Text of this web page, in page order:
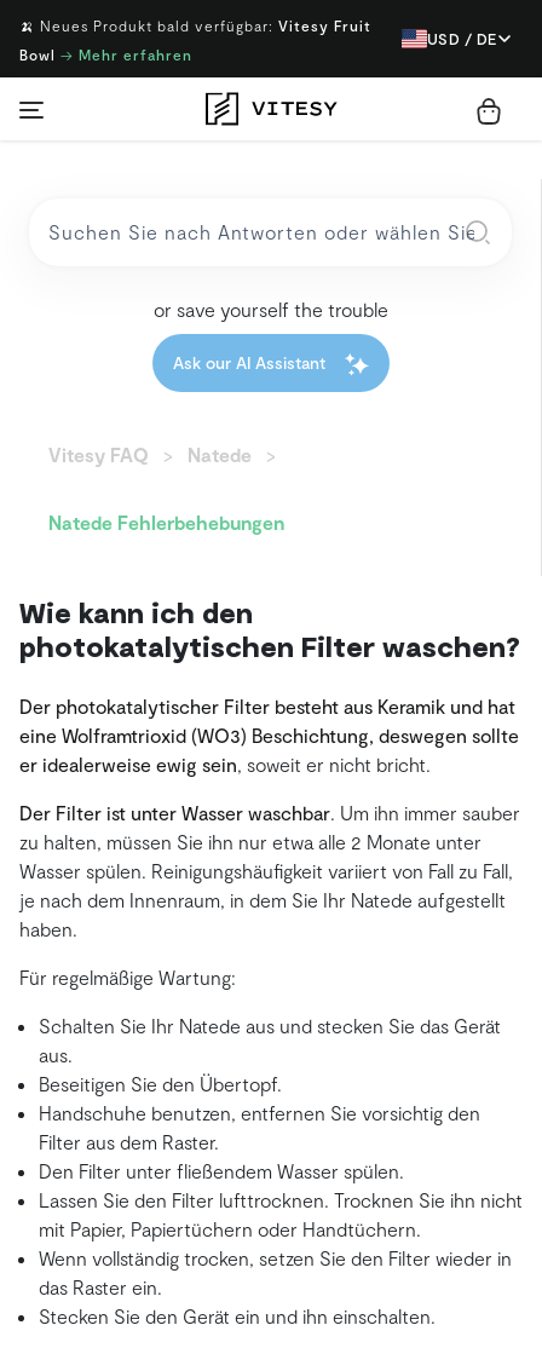
🍌 Neues Produkt bald verfügbar: Vitesy Fruit
Bowl → Mehr erfahren
USD / DE
or save yourself the trouble
Ask our AI Assistant
Vitesy FAQ Natede
Natede Fehlerbehebungen
Wie kann ich den
photokatalytischen Filter waschen?
Der photokatalytischer Filter besteht aus Keramik und hat
eine Wolframtrioxid (WO3) Beschichtung, deswegen sollte
er idealerweise ewig sein, soweit er nicht bricht.
Der Filter ist unter Wasser waschbar. Um ihn immer sauber
zu halten, müssen Sie ihn nur etwa alle 2 Monate unter
Wasser spülen. Reinigungshäufigkeit variiert von Fall zu Fall,
je nach dem Innenraum, in dem Sie Ihr Natede aufgestellt
haben.
Für regelmäßige Wartung:
Schalten Sie Ihr Natede aus und stecken Sie das Gerät
aus.
Beseitigen Sie den Übertopf.
Handschuhe benutzen, entfernen Sie vorsichtig den
Filter aus dem Raster.
Den Filter unter fließendem Wasser spülen.
Lassen Sie den Filter lufttrocknen. Trocknen Sie ihn nicht
mit Papier, Papiertüchern oder Handtüchern.
Wenn vollständig trocken, setzen Sie den Filter wieder in
das Raster ein.
Stecken Sie den Gerät ein und ihn einschalten.